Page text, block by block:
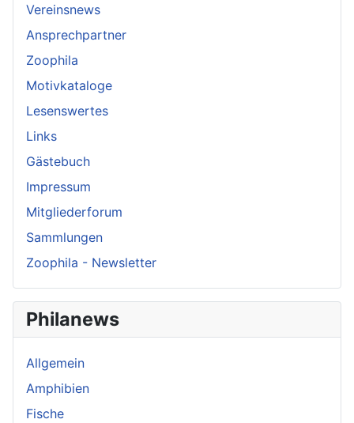
Vereinsnews
Ansprechpartner
Zoophila
Motivkataloge
Lesenswertes
Links
Gästebuch
Impressum
Mitgliederforum
Sammlungen
Zoophila - Newsletter
Philanews
Allgemein
Amphibien
Fische